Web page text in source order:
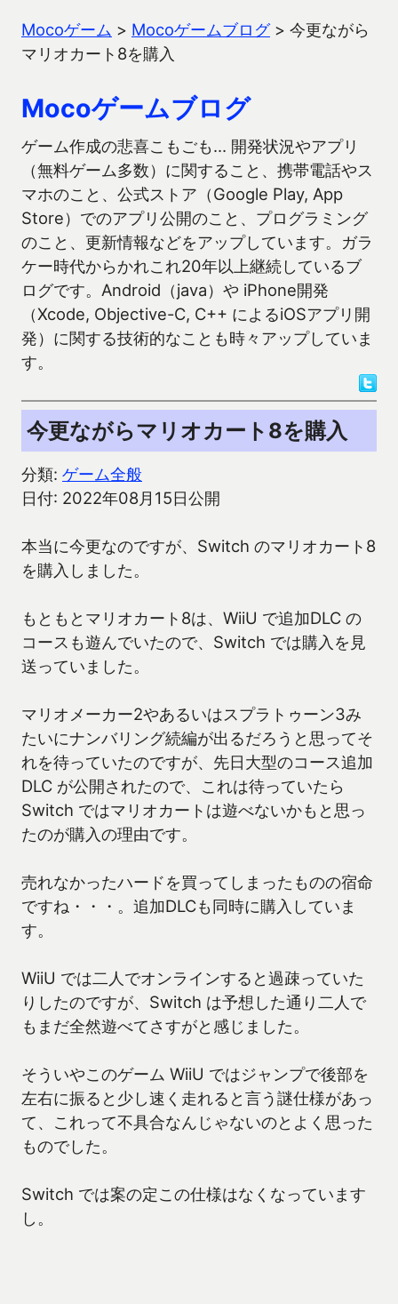
Mocoゲーム > Mocoゲームブログ> 今更ながら
マリオカート8を購入
Mocoゲームブログ
ゲーム作成の悲喜こもごも… 開発状況やアプリ
（無料ゲーム多数）に関すること、携帯電話やス
マホのこと、公式ストア（Google Play, App
Store）でのアプリ公開のこと、プログラミング
のこと、更新情報などをアップしています。ガラ
ケー時代からかれこれ20年以上継続しているブ
ログです。Android（java）や iPhone開発
（Xcode, Objective-C, C++ によるiOSアプリ開
発）に関する技術的なことも時々アップしていま
す。
今更ながらマリオカート8を購入
分類: ゲーム全般
日付: 2022年08月15日公開
本当に今更なのですが、Switch のマリオカート8
を購入しました。
もともとマリオカート8は、WiiU で追加DLC の
コースも遊んでいたので、Switch では購入を見
送っていました。
マリオメーカー2やあるいはスプラトゥーン3み
たいにナンバリング続編が出るだろうと思ってそ
れを待っていたのですが、先日大型のコース追加
DLC が公開されたので、これは待っていたら
Switch ではマリオカートは遊べないかもと思っ
たのが購入の理由です。
売れなかったハードを買ってしまったものの宿命
ですね・・・。追加DLCも同時に購入していま
す。
WiiU では二人でオンラインすると過疎っていた
りしたのですが、Switch は予想した通り二人で
もまだ全然遊べてさすがと感じました。
そういやこのゲーム WiiU ではジャンプで後部を
左右に振ると少し速く走れると言う謎仕様があっ
て、これって不具合なんじゃないのとよく思った
ものでした。
Switch では案の定この仕様はなくなっています
し。